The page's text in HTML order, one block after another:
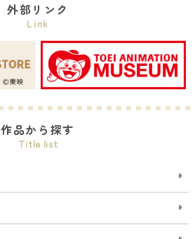
外部リンク
Link
作品から探す
Title list